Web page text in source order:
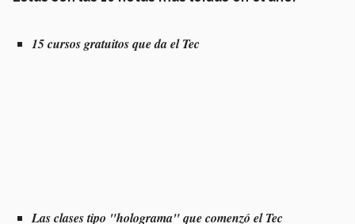
15 cursos gratuitos que da el Tec
Las clases tipo "holograma" que comenzó el Tec